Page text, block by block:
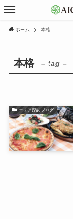
ホーム 本格
本格 – tag –
エリア探訪ブログ